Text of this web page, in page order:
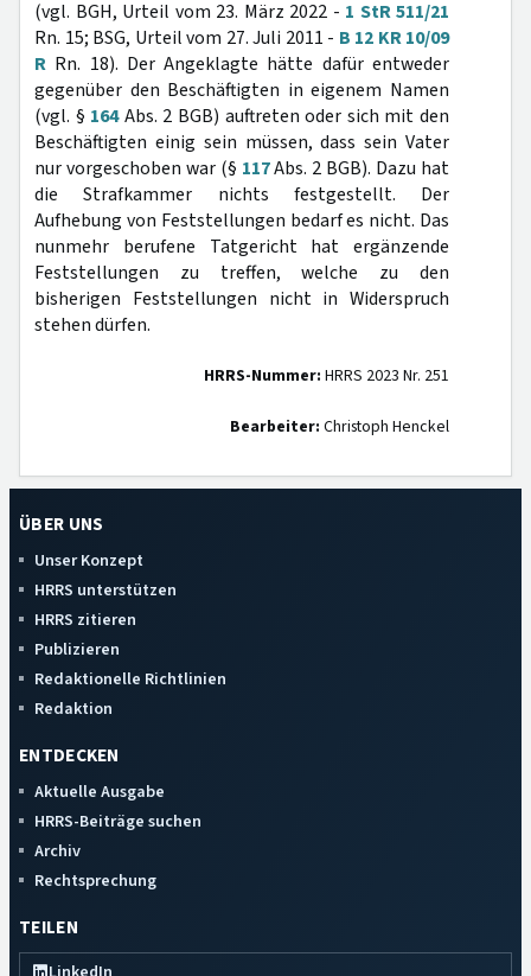
(vgl. BGH, Urteil vom 23. März 2022 - 1 StR 511/21
Rn. 15; BSG, Urteil vom 27. Juli 2011 - B 12 KR 10/09
R Rn. 18). Der Angeklagte hätte dafür entweder
gegenüber den Beschäftigten in eigenem Namen
(vgl. § 164Abs. 2 BGB) auftreten oder sich mit den
Beschäftigten einig sein müssen, dass sein Vater
nur vorgeschoben war (§ 117Abs. 2 BGB). Dazu hat
die Strafkammer nichts festgestellt. Der
Aufhebung von Feststellungen bedarf es nicht. Das
nunmehr berufene Tatgericht hat ergänzende
Feststellungen zu treffen, welche zu den
bisherigen Feststellungen nicht in Widerspruch
stehen dürfen.
HRRS-Nummer: HRRS 2023 Nr. 251
Bearbeiter: Christoph Henckel
ÜBER UNS
Unser Konzept
HRRS unterstützen
HRRS zitieren
Publizieren
Redaktionelle Richtlinien
Redaktion
ENTDECKEN
Aktuelle Ausgabe
HRRS-Beiträge suchen
Archiv
Rechtsprechung
TEILEN